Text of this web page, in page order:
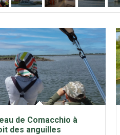
de Comacchio à
des anguilles